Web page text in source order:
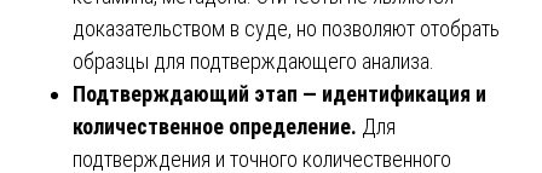
доказательством в суде, но позволяют отобрать
образцы для подтверждающего анализа.
Подтверждающий этап — идентификация и
количественное определение. Для
подтверждения и точного количественного